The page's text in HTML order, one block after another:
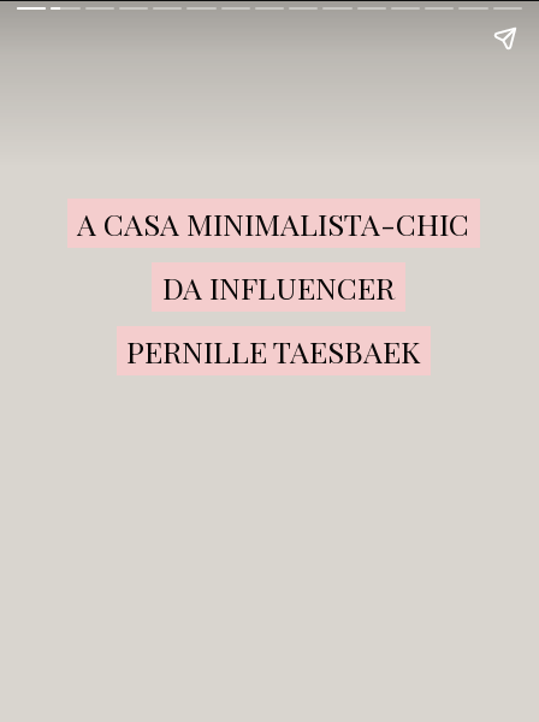
A CASA MINIMALISTA-CHIC
DA INFLUENCER
PERNILLE TAESBAEK
A CASA MINIMALISTA-CHIC
DA INFLUENCER
PERNILLE TAESBAEK